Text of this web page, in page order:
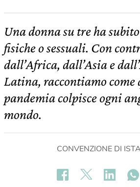
Una donna su tre ha
fisiche o sessuali. Con
dall’Africa, dall’Asia e
Latina, raccontiamo come
pandemia colpisce ogni
mondo.
CONVENZIONE DI